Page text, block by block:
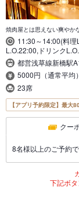
焼肉屋とは思えない爽やか
11:30～14:00(料
L.O.22:00,ドリンク
都営浅草線新橋駅
5000円（通常平
23席
【アプリ予約限定】最大
クー
8名様以上のご予約
下記ボ